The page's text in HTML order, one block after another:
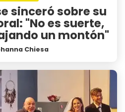
sinceró sobre su
"No es suerte,
un montón"
Chiesa